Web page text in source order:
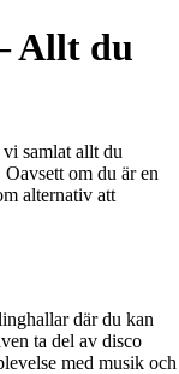
Allt du
samlat allt du
om du är en
alternativ att
där du kan
ta del av disco
med musik och